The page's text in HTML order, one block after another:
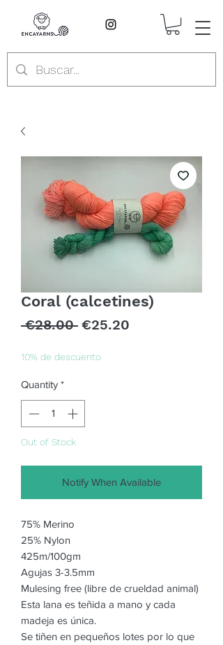
Coral (calcetines)
€28.00 Regular
€25.20
10% de descuento
Quantity *
Out of Stock
Notify When Available
75% Merino
25% Nylon
425m/100gm
Agujas 3-3.5mm
Mulesing free (libre de crueldad animal)
Esta lana es teñida a mano y cada
madeja es única.
Se tiñen en pequeños lotes por lo que